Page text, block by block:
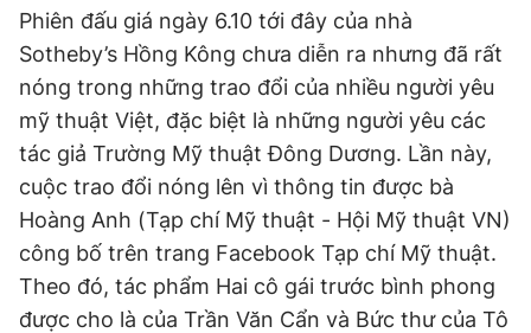
Theo dõi báo trên
Hotline
0906 645 777
Liên hệ quảng cáo
0908 780 404
Đặt báo Quảng cáo RSS Tòa soạn Chính sách bảo
Tổng biên tập: Nguyễn Ngọc Toàn
Phó tổng biên tập thường trực: Hải Thành
Phó tổng biên tập: Lâm Hiếu Dũng
Phó tổng biên tập: Trần Việt Hưng
Tổng thư ký tòa soạn: Đức Trung
Phiên đấu giá ngày 6.10 tới đây của nhà
Sotheby’s Hồng Kông chưa diễn ra nhưng đã rất
nóng trong những trao đổi của nhiều người yêu
mỹ thuật Việt, đặc biệt là những người yêu các
tác giả Trường Mỹ thuật Đông Dương. Lần này,
cuộc trao đổi nóng lên vì thông tin được bà
Hoàng Anh (Tạp chí Mỹ thuật - Hội Mỹ thuật VN)
công bố trên trang Facebook Tạp chí Mỹ thuật.
Theo đó, tác phẩm Hai cô gái trước bình phong
được cho là của Trần Văn Cẩn và Bức thư của Tô